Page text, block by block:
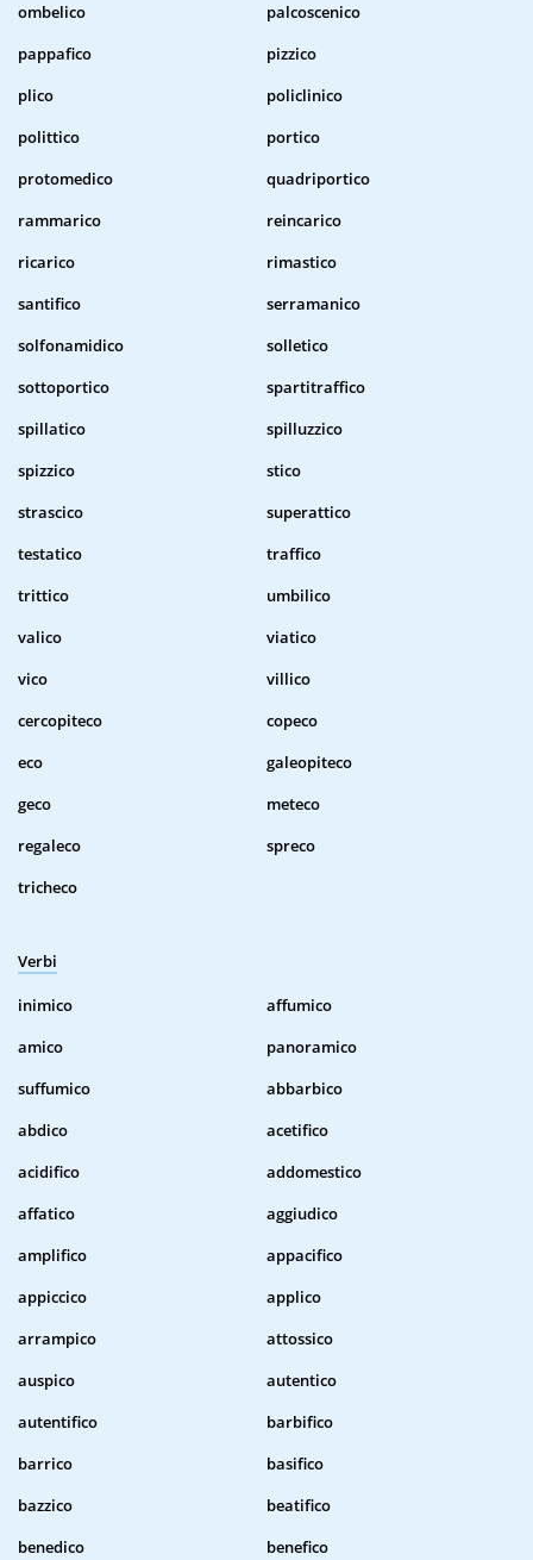
ombelico
palcoscenico
pappafico
pizzico
plico
policlinico
polittico
portico
protomedico
quadriportico
rammarico
reincarico
ricarico
rimastico
santifico
serramanico
solfonamidico
solletico
sottoportico
spartitraffico
spillatico
spilluzzico
spizzico
stico
strascico
superattico
testatico
traffico
trittico
umbilico
valico
viatico
vico
villico
cercopiteco
copeco
eco
galeopiteco
geco
meteco
regaleco
spreco
tricheco
Verbi
inimico
affumico
amico
panoramico
suffumico
abbarbico
abdico
acetifico
acidifico
addomestico
affatico
aggiudico
amplifico
appacifico
appiccico
applico
arrampico
attossico
auspico
autentico
autentifico
barbifico
barrico
basifico
bazzico
beatifico
benedico
benefico